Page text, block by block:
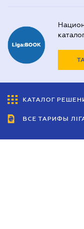
КАТАЛОГ
ВСЕ ТАРИФЫ